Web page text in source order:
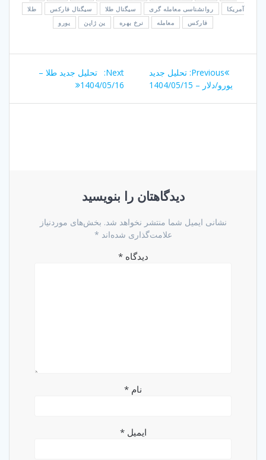
آمریکا
روانشناسی معامله گری سیگنال طلا سیگنال فارکس
طلا
فارکس
معامله نرخ بهره ین ژاپن یورو
راهبری
نوشته
Previous:
Previous
post:
تحلیل جدید
یورو/دلار – 1404/05/15
Next:
Next
post:
تحلیل جدید طلا –
1404/05/16
دیدگاهتان را بنویسید
نشانی ایمیل شما منتشر نخواهد شد. بخش‌های موردنیاز
علامت‌گذاری شده‌اند *
دیدگاه*
نام *
ایمیل*